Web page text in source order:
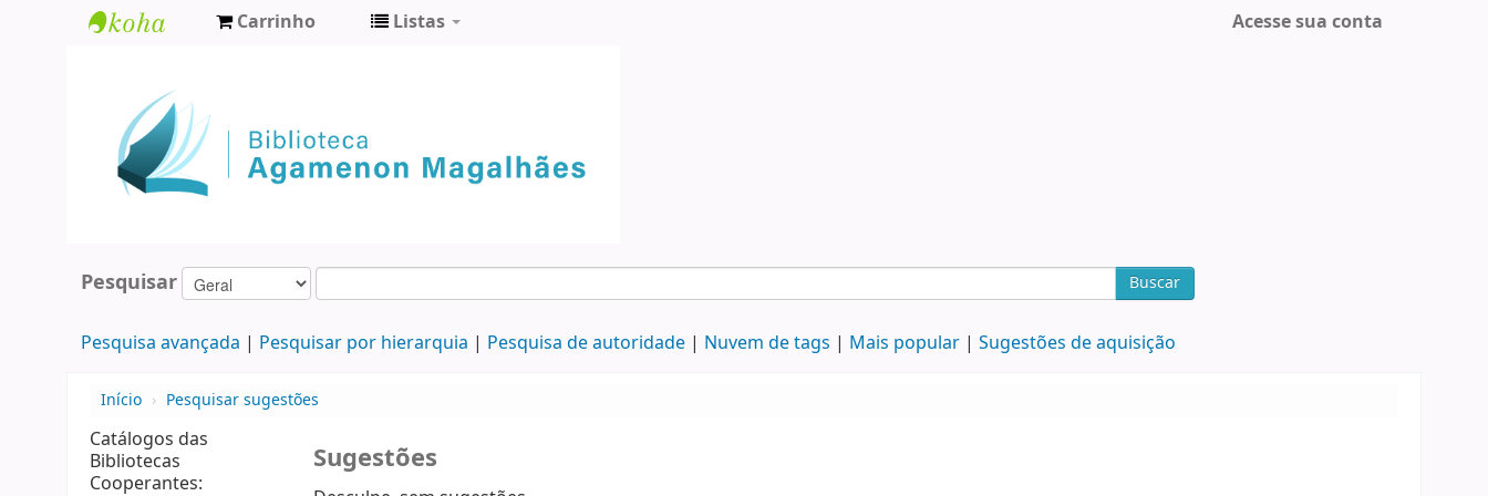
Agamenon
Magalhães
Carrinho Listas Acesse sua conta
Pesquisar Buscar
Pesquisa avançada Pesquisar por hierarquia Pesquisa de autoridade Nuvem de tags Mais popular Sugestões de aquisição
Início › Pesquisar sugestões
Catálogos das
Bibliotecas
Cooperantes:
Sugestões